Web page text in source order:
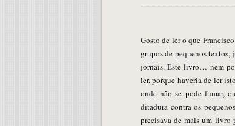
Gosto de ler o que Francisco José Viegas publica no seu blogue em grandes
grupos de pequenos textos,
jornais. Este livro… nem
ler, porque haveria de ler
onde não se pode fumar,
ditadura contra os
precisava de mais um livro